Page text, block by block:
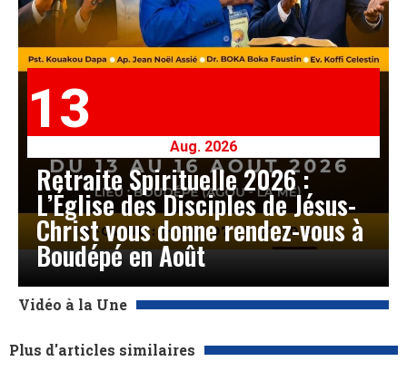
13
Aug. 2026
Retraite Spirituelle 2026 :
L’Église des Disciples de Jésus-
Christ vous donne rendez-vous à
Boudépé en Août
Vidéo à la Une
Plus d'articles similaires